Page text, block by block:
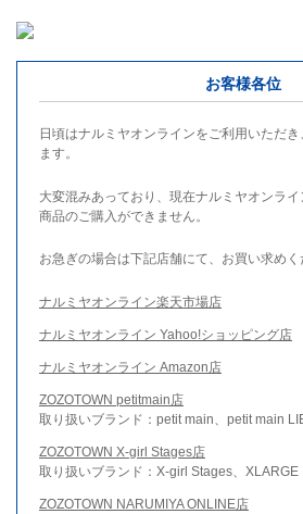
お客様各位
日頃はナルミヤオンラインをご利用いただ
ます。
大変混みあっており、現在ナルミヤオンラ
商品のご購入ができません。
お急ぎの場合は下記店舗にて、お買い求めく
ナルミヤオンライン楽天市場店
ナルミヤオンライン Yahoo!ショッピング店
ナルミヤオンライン Amazon店
ZOZOTOWN petitmain店
取り扱いブランド：petit main、petit main
ZOZOTOWN X-girl Stages店
取り扱いブランド：X-girl Stages、XLARGE
ZOZOTOWN NARUMIYA ONLINE店